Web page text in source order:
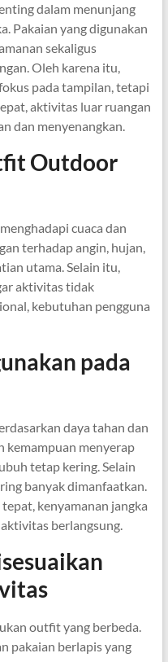
dalam menunjang
Pakaian yang digunakan
sekaligus
Oleh karena itu,
pada tampilan, tetapi
aktivitas luar ruangan
dan menyenangkan.
Outdoor
cuaca dan
terhadap angin, hujan,
utama. Selain itu,
aktivitas tidak
kebutuhan pengguna
pada
daya tahan dan
kemampuan menyerap
tetap kering. Selain
banyak dimanfaatkan.
kenyamanan jangka
berlangsung.
outfit yang berbeda.
pakaian berlapis yang